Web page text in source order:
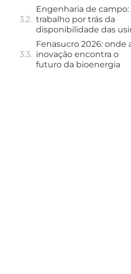
Engenharia de campo:
trabalho por trás da
disponibilidade das
Fenasucro 2026: onde
inovação encontra o
futuro da bioenergia